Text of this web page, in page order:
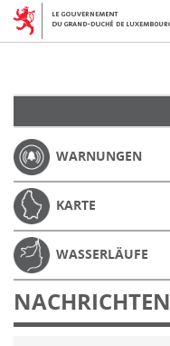
WARNUNGEN
KARTE
WASSERLÄUFE
NACHRICHTEN